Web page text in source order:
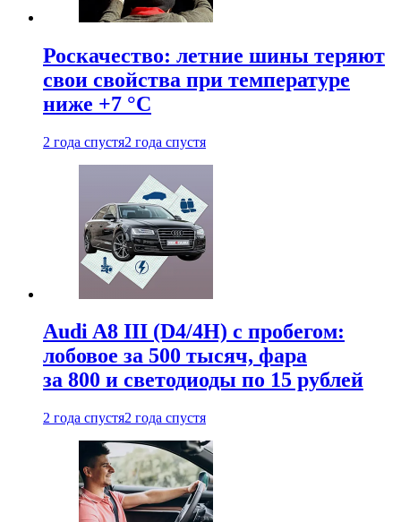
Роскачество: летние шины теряют
свои свойства при температуре
ниже +7 °C
2 года спустя2 года спустя
Audi A8 III (D4/4H) c пробегом:
лобовое за 500 тысяч, фара
за 800 и светодиоды по 15 рублей
2 года спустя2 года спустя